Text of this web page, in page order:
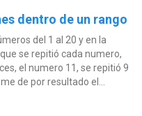
dentro de un rango
del 1 al 20 y en la
se repitió cada numero,
el numero 11, se repitió 9
de por resultado el...